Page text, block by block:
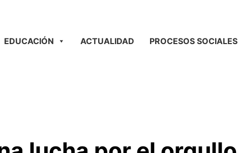
EDUCACIÓN ACTUALIDAD PROCESOS SOCIALES